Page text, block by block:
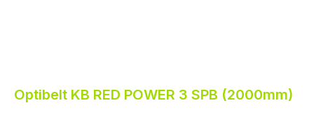
Optibelt KB RED POWER 3 SPB (2000mm)